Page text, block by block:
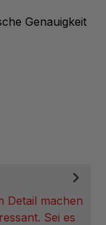
Genauigkeit
Detail machen
Sei es